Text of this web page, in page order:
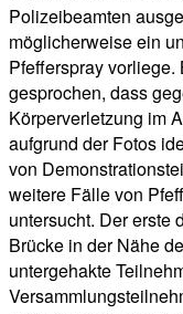
Polizeibeamten
möglicherweise ein
Pfefferspray
gesprochen, dass
Körperverletzung im
aufgrund der Fotos
von
weitere Fälle von
untersucht. Der erste
Brücke in der Nähe
untergehakte